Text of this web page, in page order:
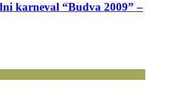
karneval “Budva 2009” –